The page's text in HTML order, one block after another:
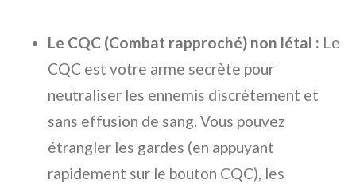
Le CQC (Combat rapproché) non létal : Le
CQC est votre arme secrète pour
neutraliser les ennemis discrètement et
sans effusion de sang. Vous pouvez
étrangler les gardes (en appuyant
rapidement sur le bouton CQC), les